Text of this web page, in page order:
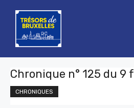
contenu
Chronique n° 125 du 9
CHRONIQUES